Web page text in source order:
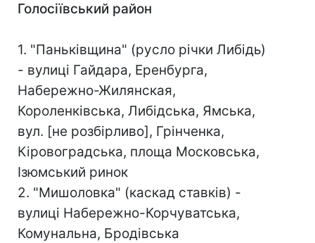
Голосіївський район
1. "Паньківщина" (русло річки Либідь)
- вулиці Гайдара, Еренбурга,
Набережно-Жилянская,
Короленківська, Либідська, Ямська,
вул. [не розбірливо], Грінченка,
Кіровоградська, площа Московська,
Ізюмський ринок
2. "Мишоловка" (каскад ставків) -
вулиці Набережно-Корчуватська,
Комунальна, Бродівська